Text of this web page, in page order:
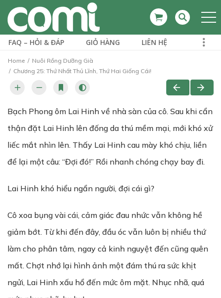
FAQ – HỎI & ĐÁP GIỎ HÀNG LIÊN HỆ
Home
Nuôi Rồng Dưỡng Già
Chương 25: Thứ Nhất Thủ Lĩnh, Thứ Hai Giống Cái!
Bạch Phong ôm Lai Hinh về nhà sàn của cô. Sau khi cẩn
thận đặt Lai Hinh lên đống da thú mềm mại, mới khó xử
liếc mắt nhìn lên. Thấy Lai Hinh cau mày khó chịu, liền
để lại một câu: “Đợi đó!” Rồi nhanh chóng chạy bay đi.
Lai Hinh khó hiểu ngẩn người, đợi cái gì?
Cô xoa bụng vài cái, cảm giác đau nhức vẫn không hề
giảm bớt. Từ khi đến đây, đầu óc vẫn luôn bị nhiều thứ
làm cho phân tâm, ngay cả kinh nguyệt đến cũng quên
mất. Chợt nhớ lại hình ảnh một đám thú ra sức khịt
ngửi, Lai Hinh xấu hổ đến mức ôm mặt. Nhục nhã, quá